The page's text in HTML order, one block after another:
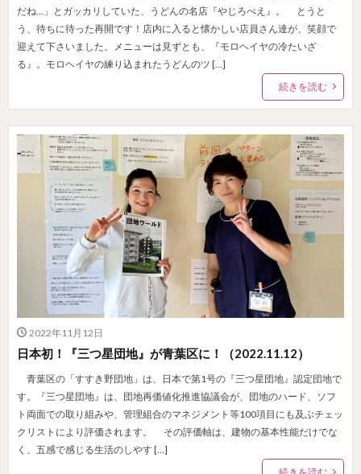
だね…」とガッカリしていた、うどんの名店『やじろべえ』。 とうと
う、待ちに待った再開です！店内に入ると懐かしい店員さん達が、笑顔で
迎えて下さいました。メニューは見ずとも、『モロヘイヤの冷たいざ
る』。モロヘイヤの練り込まれたうどんのツ […]
続きを読む
2022年11月12日
日本初！『三つ星団地』が青葉区に！（2022.11.12）
青葉区の「すすき野団地」は、日本で第1号の『三つ星団地』認定団地で
す。『三つ星団地』は、団地再価値化推進協議会が、団地のハード、ソフ
ト両面での取り組みや、管理組合のマネジメント等100項目にも及ぶチェッ
クリストにより評価されます。 その評価軸は、建物の基本性能だけでな
く、五感で感じる生活のしやす […]